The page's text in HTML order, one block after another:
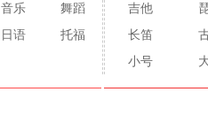
音乐
舞蹈
日语
托福
吉他
长笛
小号